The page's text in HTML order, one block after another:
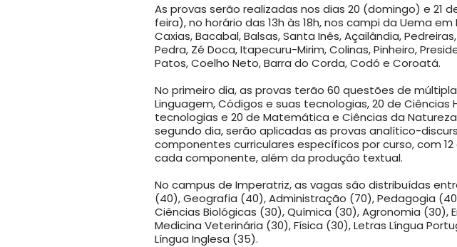
As provas serão realizadas nos dias 20 (domingo) e 21
feira), no horário das 13h às 18h, nos campi da Uema em
Caxias, Bacabal, Balsas, Santa Inês, Açailândia,
Pedra, Zé Doca, Itapecuru-Mirim, Colinas, Pinheiro,
Patos, Coelho Neto, Barra do Corda, Codó e Coroatá.
No primeiro dia, as provas terão 60 questões de
Linguagem, Códigos e suas tecnologias, 20 de Ciências
tecnologias e 20 de Matemática e Ciências da
segundo dia, serão aplicadas as provas analítico-
componentes curriculares específicos por curso, com
cada componente, além da produção textual.
No campus de Imperatriz, as vagas são distribuídas
(40), Geografia (40), Administração (70), Pedagogia
Ciências Biológicas (30), Química (30), Agronomia (30),
Medicina Veterinária (30), Física (30), Letras Língua
Língua Inglesa (35).